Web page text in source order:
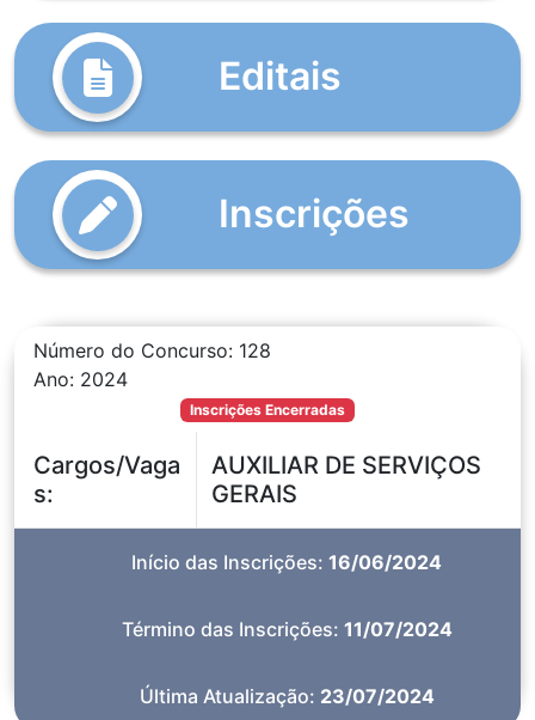
Editais
do Processo Seletivo
Inscrições
do Processo Seletivo
Número do Concurso: 128
Ano: 2024
Inscrições Encerradas
Cargos/Vaga
s:
AUXILIAR DE SERVIÇOS
GERAIS
Início das Inscrições: 16/06/2024
Término das Inscrições: 11/07/2024
Última Atualização: 23/07/2024